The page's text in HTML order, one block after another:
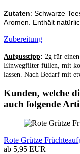
Zutaten: Schwarze
Aromen. Enthält
Zubereitung
Aufgusstipp: 2g für
Einwegfilter füllen, mit
lassen. Nach Bedarf mit
Kunden, welche
auch folgende
Rote Grütze
ab 5,95 EUR